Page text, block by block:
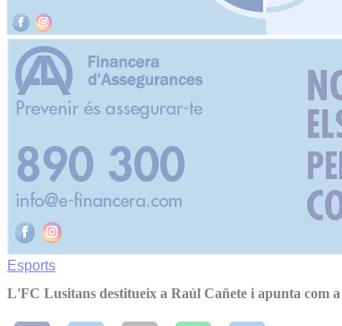
Esports
L'FC Lusitans destitueix a Raúl Cañete i apunta com